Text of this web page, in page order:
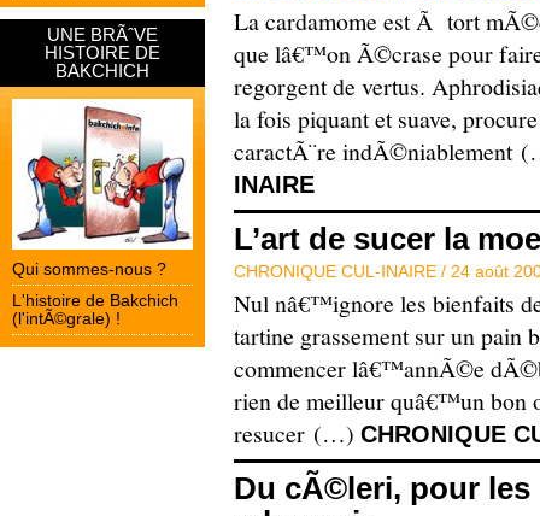
UNE BRÃˆVE
HISTOIRE DE
BAKCHICH
Qui sommes-nous ?
L'histoire de Bakchich
(l'intÃ©grale) !
La cardamome est Ã tort
que lâ€™on Ã©crase pour
regorgent de vertus.
la fois piquant et suave,
caractÃ¨re indÃ©niablement
INAIRE
L’art de sucer la
CHRONIQUE CUL-INAIRE / 24 août
Nul nâ€™ignore les bienfaits
tartine grassement sur un
commencer lâ€™annÃ©e
rien de meilleur quâ€™un
resucer (…) CHRONIQUE
Du cÃ©leri, pour les